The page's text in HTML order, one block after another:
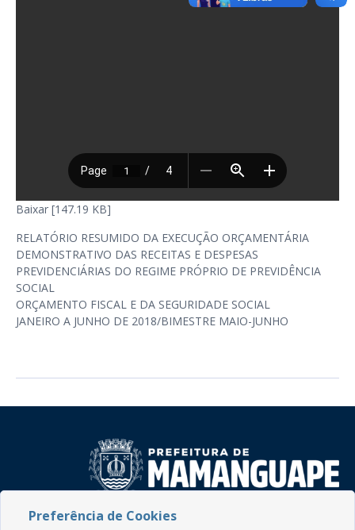
Baixar [147.19 KB]
RELATÓRIO RESUMIDO DA EXECUÇÃO ORÇAMENTÁRIA
DEMONSTRATIVO DAS RECEITAS E DESPESAS
PREVIDENCIÁRIAS DO REGIME PRÓPRIO DE PREVIDÊNCIA
SOCIAL
ORÇAMENTO FISCAL E DA SEGURIDADE SOCIAL
JANEIRO A JUNHO DE 2018/BIMESTRE MAIO-JUNHO
Rua do Imperador, 78, Centro
Preferência de Cookies